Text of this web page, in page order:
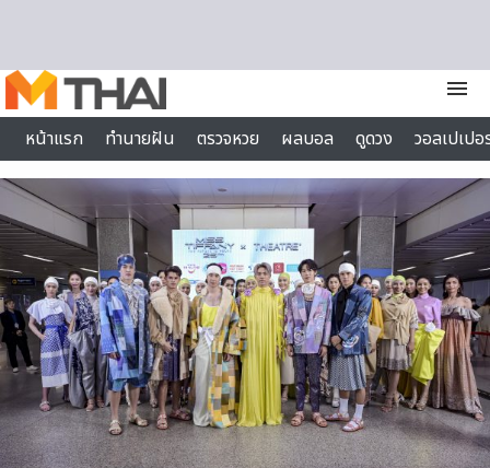
menu
หน้าแรก
ทำนายฝัน ตรวจหวย ผลบอล ดูดวง
วอลเปเป
ไลฟ์สไตล์